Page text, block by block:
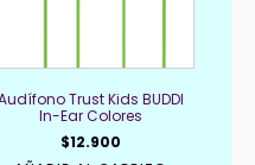
Trust Kids BUDDI
In-Ear Colores
$12.900